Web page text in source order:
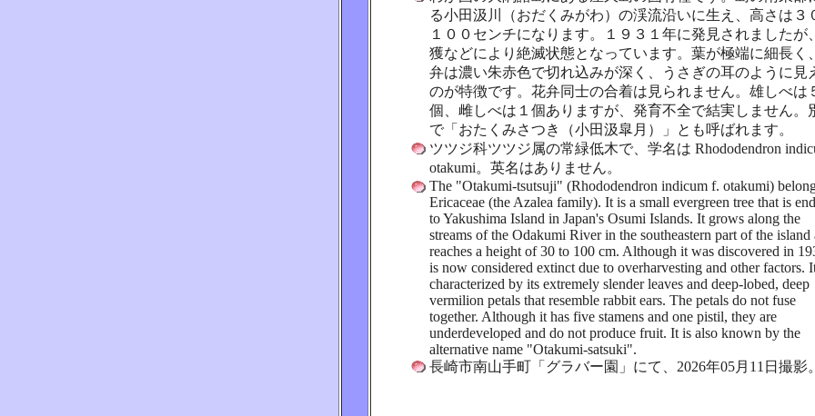
る小田汲川（おだくみがわ）の渓流沿いに生え、高さは３
１００センチになります。１９３１年に発見されましたが
獲などにより絶滅状態となっています。葉が極端に細長く
弁は濃い朱赤色で切れ込みが深く、うさぎの耳のように見
のが特徴です。花弁同士の合着は見られません。雄しべは
個、雌しべは１個ありますが、発育不全で結実しません。
で「おたくみさつき（小田汲皐月）」とも呼ばれます。
ツツジ科ツツジ属の常緑低木で、学名は Rhododendron
otakumi。英名はありません。
The "Otakumi-tsutsuji" (Rhododendron indicum f. otakumi)
Ericaceae (the Azalea family). It is a small evergreen tree that is
to Yakushima Island in Japan's Osumi Islands. It grows along the
streams of the Odakumi River in the southeastern part of the island
reaches a height of 30 to 100 cm. Although it was discovered in
is now considered extinct due to overharvesting and other factors.
characterized by its extremely slender leaves and deep-lobed, deep
vermilion petals that resemble rabbit ears. The petals do not fuse
together. Although it has five stamens and one pistil, they are
underdeveloped and do not produce fruit. It is also known by the
alternative name "Otakumi-satsuki".
長崎市南山手町「グラバー園」にて、2026年05月11日撮影